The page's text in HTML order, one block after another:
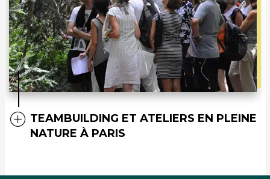
TEAMBUILDING ET ATELIERS EN PLEINE
NATURE À PARIS